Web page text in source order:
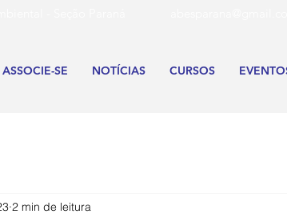
ASSOCIE-SE NOTÍCIAS CURSOS
2 min de leitura